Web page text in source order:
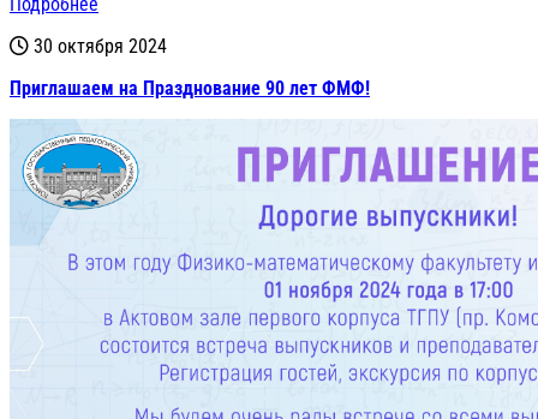
30 октября 2024
Приглашаем на Празднование 90 лет ФМФ!